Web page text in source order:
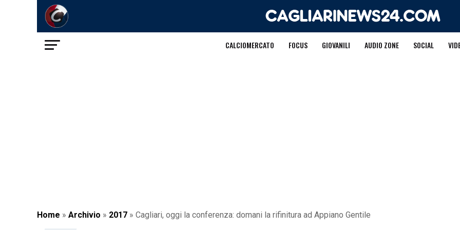
CALCIOMERCATO FOCUS GIOVANILI AUDIO ZONE SOCIAL
Home » Archivio » 2017 » Cagliari, oggi la conferenza: domani la rifinitura ad Appiano Gentile